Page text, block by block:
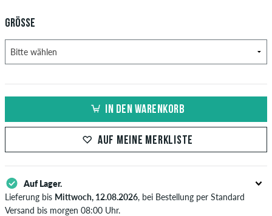
GRÖSSE
IN DEN WARENKORB
AUF MEINE MERKLISTE
Auf Lager.
Lieferung bis Mittwoch, 12.08.2026, bei Bestellung per Standard
Versand bis morgen 08:00 Uhr.